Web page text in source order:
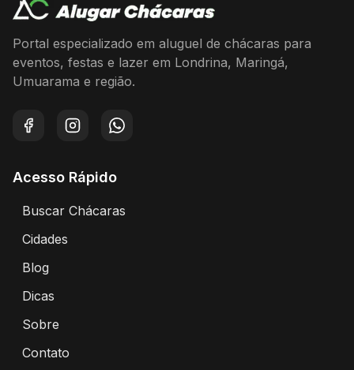
Portal especializado em aluguel de chácaras para
eventos, festas e lazer em Londrina, Maringá,
Umuarama e região.
FacebookInstagramWhatsApp
Acesso Rápido
Buscar Chácaras
Cidades
Blog
Dicas
Sobre
Contato